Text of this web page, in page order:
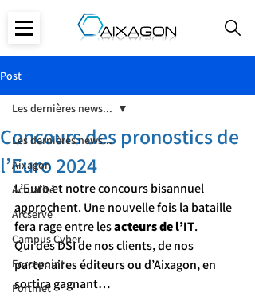
Post
Les dernières news...
Aixagon
Actualité
Arcserve
Campus Cyber
Forcepoint
Fortinet
Les dernières news...
Concours des pronostics de
l’Euro 2024
L’Euro et notre concours bisannuel
approchent. Une nouvelle fois la bataille
fera rage entre les acteurs de l’IT.
Qui des DSI de nos clients, de nos
partenaires éditeurs ou d’Aixagon, en
sortira gagnant…